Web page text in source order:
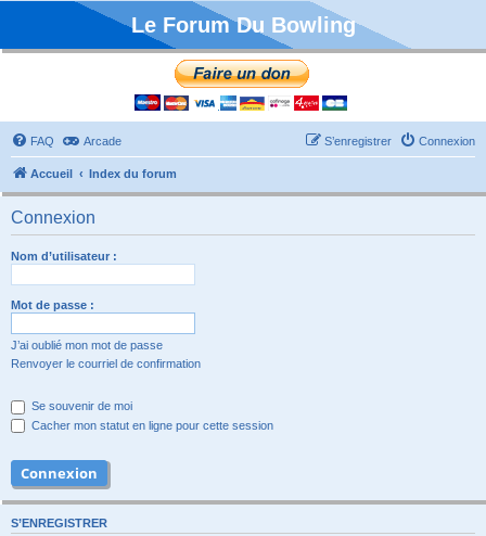
Le Forum Du Bowling
FAQ Arcade Connexion
S’enregistrer
Accueil Index du forum
Connexion
Nom d’utilisateur :
Mot de passe :
J’ai oublié mon mot de passe
Renvoyer le courriel de confirmation
Se souvenir de moi
Cacher mon statut en ligne pour cette session
S’ENREGISTRER